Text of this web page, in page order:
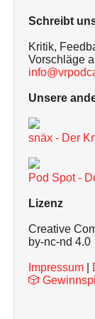
Schreibt
Kritik,
Vorschläge
Unsere
snäx - Der
Pod Spot -
Lizenz
Creative
by-nc-nd 4.0
Impressum
🎲